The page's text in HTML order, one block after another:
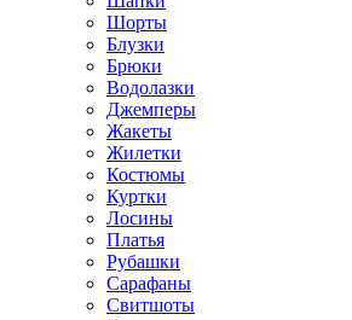
Шорты
Блузки
Брюки
Водолазки
Джемперы
Жакеты
Жилетки
Костюмы
Куртки
Лосины
Платья
Рубашки
Сарафаны
Свитшоты